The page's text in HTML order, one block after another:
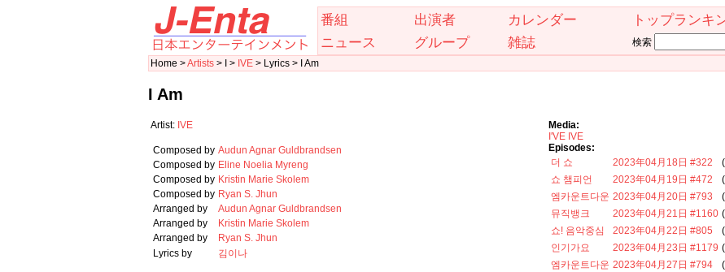
番組 出演者 カレンダー
トップランキ
ニュース
グループ 雑誌
検索
Home >Artists > I > IVE > Lyrics > I Am
I Am
Artist: IVE
Composed by Audun Agnar Guldbrandsen
Composed by Eline Noelia Myreng
Composed by Kristin Marie Skolem
Composed by Ryan S. Jhun
Arranged by
Audun Agnar Guldbrandsen
Arranged by
Kristin Marie Skolem
Arranged by
Ryan S. Jhun
Lyrics by
김이나
Media:
I'VE IVE
Episodes:
더 쇼
2023年04月18日 #322
쇼 챔피언
2023年04月19日 #472
엠카운트다운 2023年04月20日 #793
뮤직뱅크
2023年04月21日 #1160
쇼! 음악중심
2023年04月22日 #805
인기가요
2023年04月23日 #1179
엠카운트다운 2023年04月27日 #794